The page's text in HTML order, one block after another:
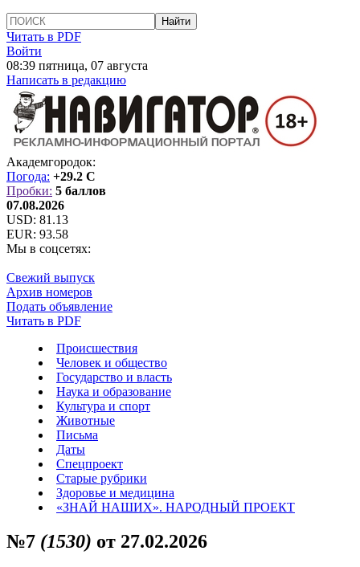
Читать в PDF
Войти
08:39 пятница, 07 августа
Написать в редакцию
Академгородок:
Погода: +29.2 C
Пробки: 5 баллов
07.08.2026
USD: 81.13
EUR: 93.58
Мы в соцсетях:
Свежий выпуск
Архив номеров
Подать объявление
Читать в PDF
Происшествия
Человек и общество
Государство и власть
Наука и образование
Культура и спорт
Животные
Письма
Даты
Спецпроект
Старые рубрики
Здоровье и медицина
«ЗНАЙ НАШИХ». НАРОДНЫЙ ПРОЕКТ
№7 (1530) от 27.02.2026